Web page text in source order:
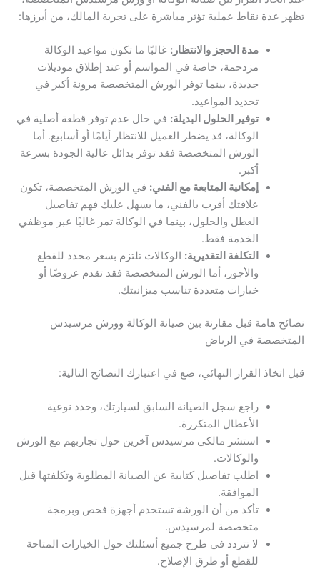
تظهر عدة نقاط عملية تؤثر مباشرة على تجربة المالك، من أبرزها:
مدة الحجز والانتظار: غالبًا ما تكون مواعيد الوكالة
مزدحمة، خاصة في المواسم أو عند إطلاق موديلات
جديدة، بينما توفر الورش المتخصصة مرونة أكبر في
تحديد المواعيد.
توفير الحلول البديلة: في حال عدم توفر قطعة أصلية في
الوكالة، قد يضطر العميل للانتظار أيامًا أو أسابيع. أما
الورش المتخصصة فقد توفر بدائل عالية الجودة بسرعة
أكبر.
إمكانية المتابعة مع الفني: في الورش المتخصصة، تكون
علاقتك أقرب بالفني، ما يسهل عليك فهم تفاصيل
العطل والحلول، بينما في الوكالة تمر غالبًا عبر موظفي
الخدمة فقط.
التكلفة التقديرية: الوكالات تلتزم بسعر محدد للقطع
والأجور، أما الورش المتخصصة فقد تقدم عروضًا أو
خيارات متعددة تناسب ميزانيتك.
نصائح هامة قبل مقارنة بين صيانة الوكالة وورش مرسيدس
المتخصصة في الرياض
قبل اتخاذ القرار النهائي، ضع في اعتبارك النصائح التالية:
راجع سجل الصيانة السابق لسيارتك، وحدد نوعية
الأعطال المتكررة.
استشر مالكي مرسيدس آخرين حول تجاربهم مع الورش
والوكالات.
اطلب تفاصيل كتابية عن الصيانة المطلوبة وتكلفتها قبل
الموافقة.
تأكد من أن الورشة تستخدم أجهزة فحص وبرمجة
متخصصة لمرسيدس.
لا تتردد في طرح جميع أسئلتك حول الخيارات المتاحة
للقطع أو طرق الإصلاح.